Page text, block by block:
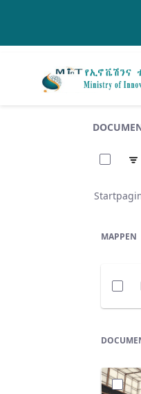
Overslaan en naar
MAPPEN